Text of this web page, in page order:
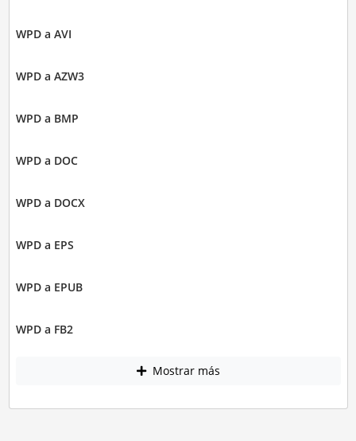
WPD a AVI
WPD a AZW3
WPD a BMP
WPD a DOC
WPD a DOCX
WPD a EPS
WPD a EPUB
WPD a FB2
Mostrar más